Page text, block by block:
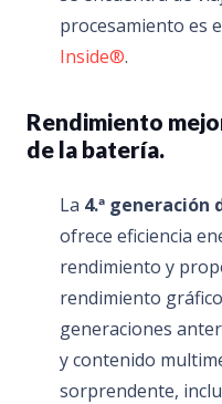
procesamiento es
Inside®.
Rendimiento
de la batería.
La 4.ª generación
ofrece eficiencia
rendimiento y
rendimiento
generaciones
y contenido
sorprendente,